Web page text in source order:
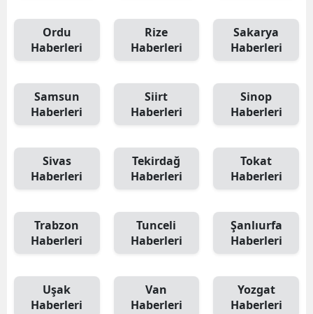
Ordu
Haberleri
Rize
Haberleri
Sakarya
Haberleri
Samsun
Haberleri
Siirt
Haberleri
Sinop
Haberleri
Sivas
Haberleri
Tekirdağ
Haberleri
Tokat
Haberleri
Trabzon
Haberleri
Tunceli
Haberleri
Şanlıurfa
Haberleri
Uşak
Haberleri
Van
Haberleri
Yozgat
Haberleri